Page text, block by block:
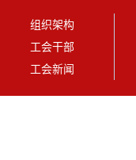
组织架构
工会干部
工会新闻